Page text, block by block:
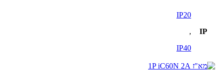
IP
IP20
,
IP40